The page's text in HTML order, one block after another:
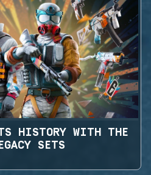
HISTORY WITH THE
SETS